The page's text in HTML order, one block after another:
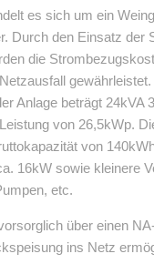
es sich um ein
Durch den Einsatz der
die
Anlage beträgt 24kVA
von 26,5kWp.
von
16kW sowie kleinere
etc.
über einen
ins Netz